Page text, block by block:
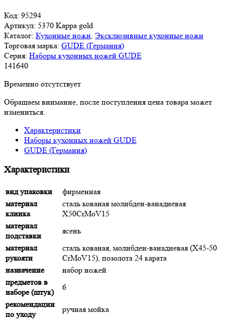
Код: 95294
Артикул: 5370 Kappa gold
Каталог: Кухонные ножи Эксклюзивные кухонные ножи
Торговая марка: GUDE (Германия)
Серия: Наборы кухонных ножей GUDE
141640
Временно отсутствует
Обращаем внимание, после поступления цена товара может
измениться.
Характеристики
Наборы кухонных ножей GUDE
GUDE (Германия)
Характеристики
вид упаковки
фирменная
материал
клинка
сталь кованая молибден-ванадиевая
X50CrMoV15
материал
подставки
ясень
материал
рукояти
сталь кованая, молибден-ванадиевая (X45-50
CrMoV15), позолота 24 карата
назначение
набор ножей
предметов в
наборе (штук)
6
рекомендации
по уходу
ручная мойка